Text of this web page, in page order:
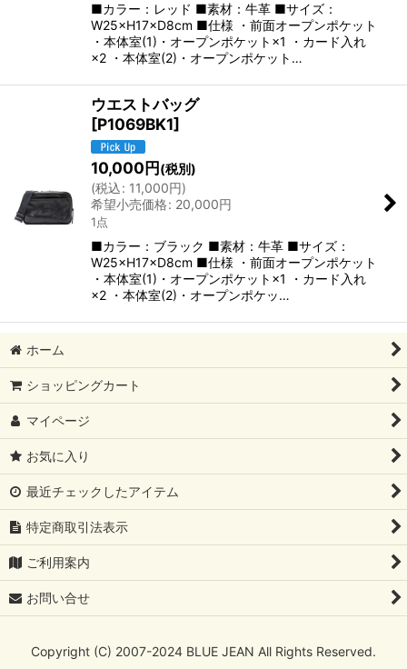
■カラー：レッド ■素材：牛革 ■サイズ：
W25×H17×D8cm ■仕様 ・前面オープンポケット
・本体室(1)・オープンポケット×1 ・カード入れ
×2 ・本体室(2)・オープンポケット…
ウエストバッグ
[P1069BK1]
10,000円(税別)
(税込: 11,000円)
希望小売価格: 20,000円
1点
■カラー：ブラック ■素材：牛革 ■サイズ：
W25×H17×D8cm ■仕様 ・前面オープンポケット
・本体室(1)・オープンポケット×1 ・カード入れ
×2 ・本体室(2)・オープンポケッ…
ホーム
ショッピングカート
マイページ
お気に入り
最近チェックしたアイテム
特定商取引法表示
ご利用案内
お問い合せ
Copyright (C) 2007-2024 BLUE JEAN All Rights Reserved.